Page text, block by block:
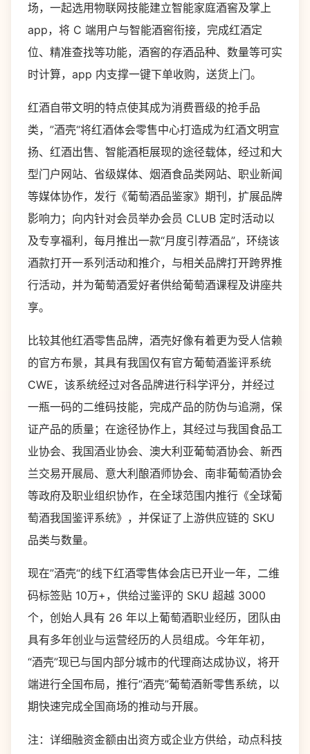
场，一起选用物联网技能建立智能家庭酒窖及掌上
app，将 C 端用户与智能酒窖衔接，完成红酒定
位、精准查找等功能，酒窖的存酒品种、数量等可实
时计算，app 内支撑一键下单收购，送货上门。
红酒自带文明的特点使其成为消费晋级的抢手品
类，”酒壳“将红酒体会零售中心打造成为红酒文明宣
扬、红酒出售、智能酒柜展现的途径载体，经过和大
型门户网站、省级媒体、烟酒食品类网站、职业新闻
等媒体协作，发行《葡萄酒品鉴家》期刊，扩展品牌
影响力；向内针对会员举办会员 CLUB 定时活动以
及专享福利，每月推出一款“月度引荐酒品”，环绕该
酒款打开一系列活动和推介，与相关品牌打开跨界推
行活动，并为葡萄酒爱好者供给葡萄酒课程及讲座共
享。
比较其他红酒零售品牌，酒壳好像有着更为受人信赖
的官方布景，其具有我国仅有官方葡萄酒鉴评系统
CWE，该系统经过对各品牌进行科学评分，并经过
一瓶一码的二维码技能，完成产品的防伪与追溯，保
证产品的质量；在途径协作上，其经过与我国食品工
业协会、我国酒业协会、澳大利亚葡萄酒协会、新西
兰交易开展局、意大利酿酒师协会、南非葡萄酒协会
等政府及职业组织协作，在全球范围内推行《全球葡
萄酒我国鉴评系统》，并保证了上游供应链的 SKU
品类与数量。
现在”酒壳“的线下红酒零售体会店已开业一年，二维
码标签贴 10万+，供给过鉴评的 SKU 超越 3000
个，创始人具有 26 年以上葡萄酒职业经历，团队由
具有多年创业与运营经历的人员组成。今年年初，
“酒壳”现已与国内部分城市的代理商达成协议，将开
端进行全国布局，推行“酒壳”葡萄酒新零售系统，以
期快速完成全国商场的推动与开展。
注：详细融资金额由出资方或企业方供给，动点科技